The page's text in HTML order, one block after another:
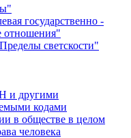
государственно -
отношения"
светскости"
и другими
кодами
в обществе в целом
человека